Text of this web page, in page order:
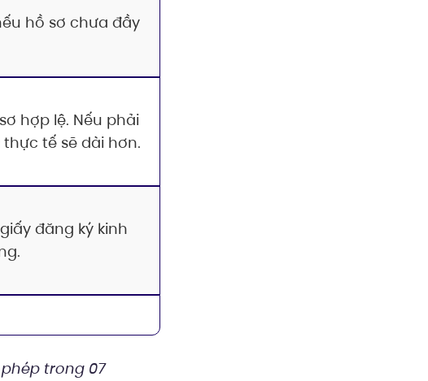
hồ sơ chưa đầy
hợp lệ. Nếu phải
tế sẽ dài hơn.
đăng ký kinh
trong 07